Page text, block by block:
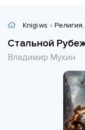
Knigi.ws »
Стальной
Владимир Мухин